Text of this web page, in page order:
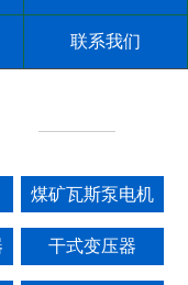
联系我们
煤矿瓦斯泵电机
干式变压器